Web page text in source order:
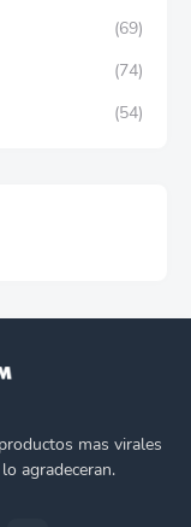
(69)
(74)
(54)
mas virales
agradeceran.